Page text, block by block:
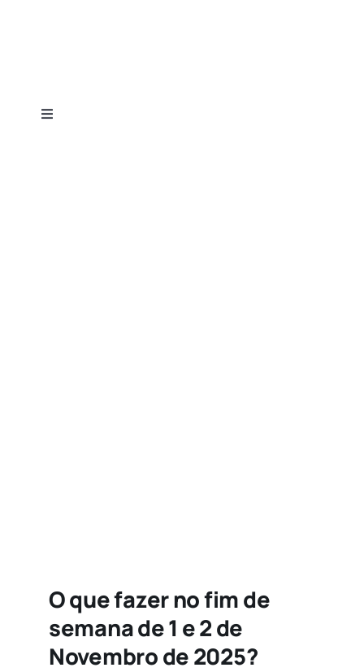
Toggle
O que fazer no fim de
semana de 1 e 2 de
Novembro de 2025?